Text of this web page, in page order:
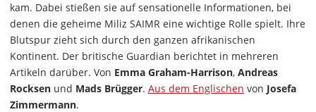
kam. Dabei stießen sie auf sensationelle Informationen, bei
denen die geheime Miliz SAIMR eine wichtige Rolle spielt. Ihre
Blutspur zieht sich durch den ganzen afrikanischen
Kontinent. Der britische Guardian berichtet in mehreren
Artikeln darüber. Von Emma Graham-Harrison, Andreas
Rocksen und Mads Brügger. Aus dem Englischen von Josefa
Zimmermann.